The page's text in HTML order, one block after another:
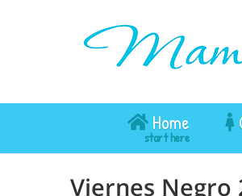
Home
Viernes Negro